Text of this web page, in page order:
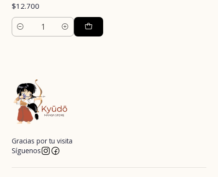
$12.700
Cantidad
Gracias por tu visita
Síguenos